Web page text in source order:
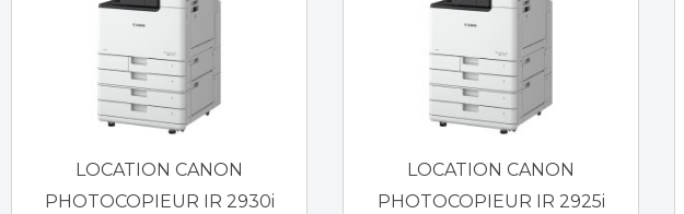
LOCATION CANON
PHOTOCOPIEUR IR 2930i
LOCATION CANON
PHOTOCOPIEUR IR 2925i